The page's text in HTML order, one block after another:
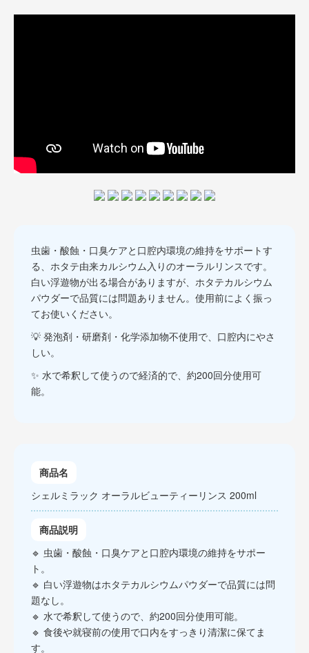
虫歯・酸蝕・口臭ケアと口腔内環境の維持をサポートす
る、ホタテ由来カルシウム入りのオーラルリンスです。
白い浮遊物が出る場合がありますが、ホタテカルシウム
パウダーで品質には問題ありません。使用前によく振っ
てお使いください。
💡 発泡剤・研磨剤・化学添加物不使用で、口腔内にやさ
しい。
✨ 水で希釈して使うので経済的で、約200回分使用可
能。
商品名
シェルミラック オーラルビューティーリンス 200ml
商品説明
🔹 虫歯・酸蝕・口臭ケアと口腔内環境の維持をサポー
ト。
🔹 白い浮遊物はホタテカルシウムパウダーで品質には問
題なし。
🔹 水で希釈して使うので、約200回分使用可能。
🔹 食後や就寝前の使用で口内をすっきり清潔に保てま
す。